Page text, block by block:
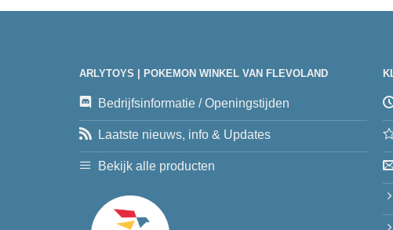
ARLYTOYS | POKEMON WINKEL VAN FLEVOLAND
Bedrijfsinformatie / Openingstijden
Laatste nieuws, info & Updates
Bekijk alle producten